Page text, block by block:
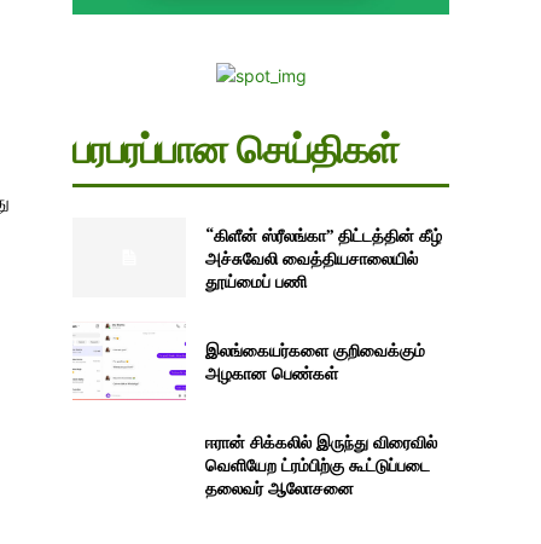
பரபரப்பான செய்திகள்
“கிளீன் ஸ்ரீலங்கா” திட்டத்தின் கீழ்
அச்சுவேலி வைத்தியசாலையில்
தூய்மைப் பணி
இலங்கையர்களை குறிவைக்கும்
அழகான பெண்கள்
ஈரான் சிக்கலில் இருந்து விரைவில்
வெளியேற ட்ரம்பிற்கு கூட்டுப்படை
தலைவர் ஆலோசனை